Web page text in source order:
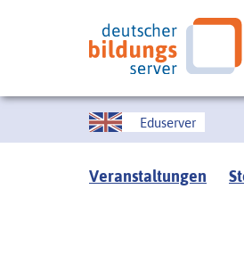
Eduserver
Veranstaltungen